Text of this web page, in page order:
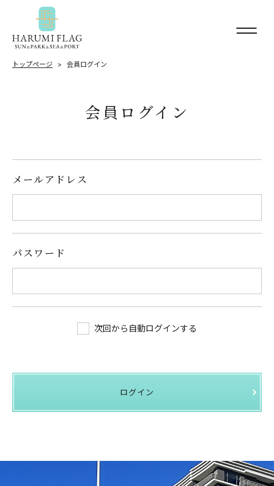
トップページ 会員ログイン
会員ログイン
メールアドレス
パスワード
次回から自動ログインする
ログイン